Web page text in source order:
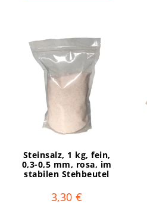
Steinsalz, 1 kg, fein,
0,3-0,5 mm, rosa, im
stabilen Stehbeutel
3,30 €